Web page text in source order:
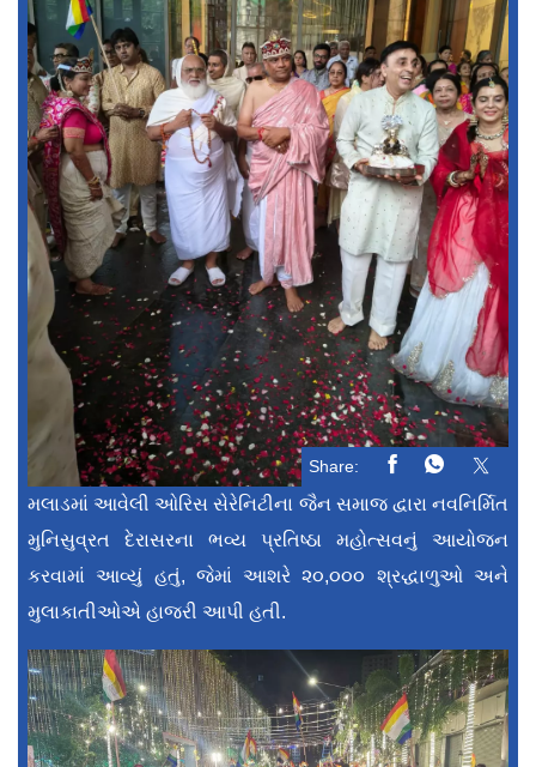
Share:
મલાડમાં આવેલી ઓરિસ સેરેનિટીના જૈન સમાજ દ્વારા નવનિર્મિત
મુનિસુવ્રત દેરાસરના ભવ્ય પ્રતિષ્ઠા મહોત્સવનું આયોજન
કરવામાં આવ્યું હતું, જેમાં આશરે ૨૦,૦૦૦ શ્રદ્ધાળુઓ અને
મુલાકાતીઓએ હાજરી આપી હતી.